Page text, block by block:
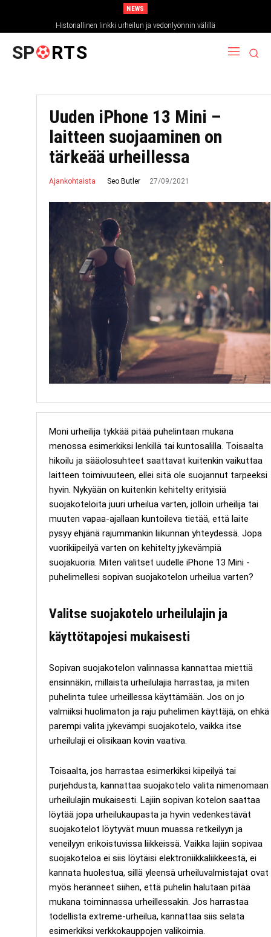
NEWS
Historiallinen linkki urheilun ja vedonlyönnin välillä
SP RTS
Uuden iPhone 13 Mini –
laitteen suojaaminen on
tärkeää urheillessa
Ajankohtaista Seo Butler 27/09/2021
Moni urheilija tykkää pitää puhelintaan mukana
menossa esimerkiksi lenkillä tai kuntosalilla. Toisaalta
hikoilu ja sääolosuhteet saattavat kuitenkin vaikuttaa
laitteen toimivuuteen, ellei sitä ole suojannut tarpeeksi
hyvin. Nykyään on kuitenkin kehitelty erityisiä
suojakoteloita juuri urheilua varten, jolloin urheilija tai
muuten vapaa-ajallaan kuntoileva tietää, että laite
pysyy ehjänä rajummankin liikunnan yhteydessä. Jopa
vuorikiipeilyä varten on kehitelty jykevämpiä
suojakuoria. Miten valitset uudelle iPhone 13 Mini -
puhelimellesi sopivan suojakotelon urheilua varten?
Valitse suojakotelo urheilulajin ja
käyttötapojesi mukaisesti
Sopivan suojakotelon valinnassa kannattaa miettiä
ensinnäkin, millaista urheilulajia harrastaa, ja miten
puhelinta tulee urheillessa käyttämään. Jos on jo
valmiiksi huolimaton ja raju puhelimen käyttäjä, on ehkä
parempi valita jykevämpi suojakotelo, vaikka itse
urheilulaji ei olisikaan kovin vaativa.
Toisaalta, jos harrastaa esimerkiksi kiipeilyä tai
purjehdusta, kannattaa suojakotelo valita nimenomaan
urheilulajin mukaisesti. Lajiin sopivan kotelon saattaa
löytää jopa urheilukaupasta ja hyvin vedenkestävät
suojakotelot löytyvät muun muassa retkeilyyn ja
veneilyyn erikoistuvissa liikkeissä. Vaikka lajiin sopivaa
suojakoteloa ei siis löytäisi elektroniikkaliikkeestä, ei
kannata huolestua, sillä yleensä urheiluvalmistajat ovat
myös heränneet siihen, että puhelin halutaan pitää
mukana toiminnassa urheillessakin. Jos harrastaa
todellista extreme-urheilua, kannattaa siis selata
esimerkiksi verkkokauppojen valikoimia.